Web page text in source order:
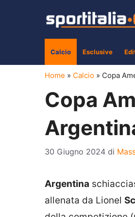
Calcio Esclusive
Home » Calcio » Copa
Copa
30 Giugno 2024 di
Argentina
allenata da Lionel